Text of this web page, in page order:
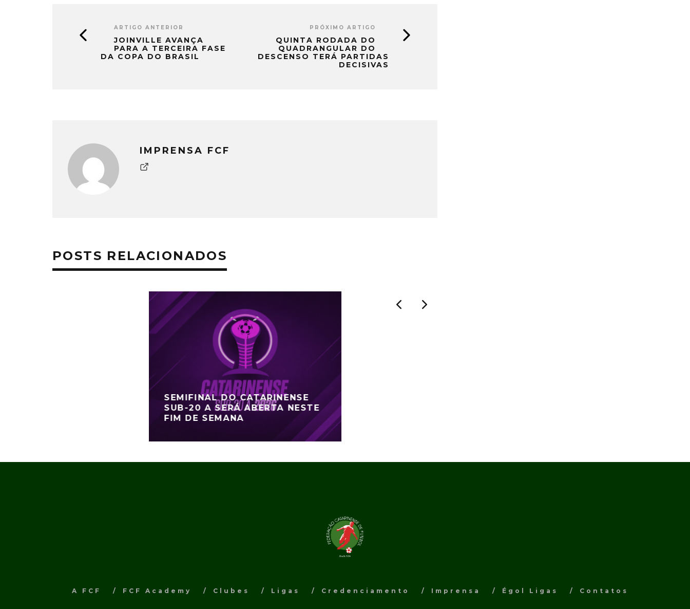
ARTIGO ANTERIOR
JOINVILLE AVANÇA
PARA A TERCEIRA FASE
DA COPA DO BRASIL
PRÓXIMO ARTIGO
QUINTA RODADA DO
QUADRANGULAR DO
DESCENSO TERÁ PARTIDAS
DECISIVAS
IMPRENSA FCF
POSTS RELACIONADOS
SEMIFINAL DO CATARINENSE
SUB-20 A SERÁ ABERTA NESTE
FIM DE SEMANA
A FCF FCF Academy Clubes Ligas Credenciamento Imprensa Égol Ligas Contatos